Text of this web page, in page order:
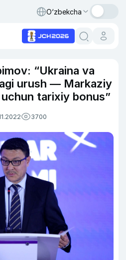
O‘zbekcha
“Ukraina va
urush — Markaziy
tarixiy bonus”
3700